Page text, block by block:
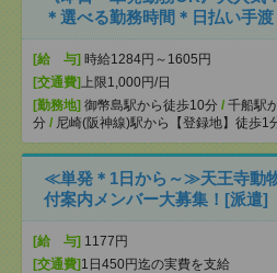
＊選べる勤務時間＊日払い手
[給 与] 時給1284円～1605円
[交通費] 上限1,000円/日
[勤務地] 御幣島駅から徒歩10分 / 千船駅
分 / 尼崎(阪神線)駅から【登録地】徒歩1
≪単発＊1日から～≫天王寺動
付案内メンバー大募集！[派遣]
[給 与] 1177円
[交通費] 1日450円迄の実費を支給